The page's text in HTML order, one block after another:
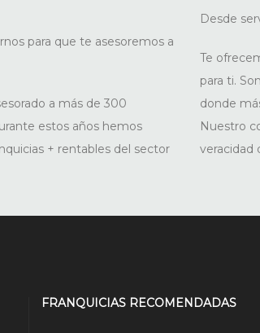
para que te asesoremos a
a más de 300
estos años hemos
+ rentables del sector
Desde
Te
para ti.
donde
Nuestro
veracidad
FRANQUICIAS RECOMENDADAS